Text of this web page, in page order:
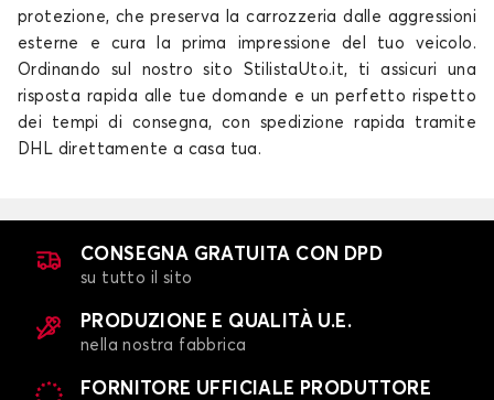
Tappetini per baule per
Tappetini per baule per
MERCEDES
MG
MINI
MITSUBISHI
NIO
protezione, che preserva la carrozzeria dalle aggressioni
esterne e cura la prima impressione del tuo veicolo.
Ordinando sul nostro sito StilistaUto.it, ti assicuri una
risposta rapida alle tue domande e un perfetto rispetto
dei tempi di consegna, con spedizione rapida tramite
DHL direttamente a casa tua.
CONSEGNA GRATUITA CON DPD
su tutto il sito
PRODUZIONE E QUALITÀ U.E.
nella nostra fabbrica
FORNITORE UFFICIALE PRODUTTORE